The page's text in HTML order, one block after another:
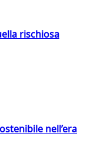
rischiosa
nell’era